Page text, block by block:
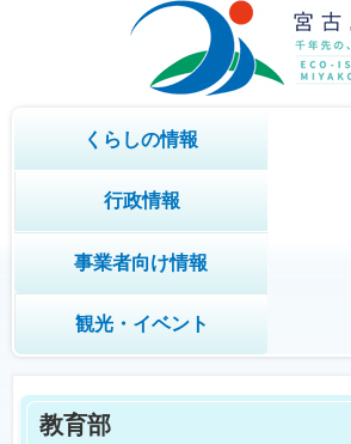
くらしの情報
行政情報
事業者向け情報
観光・イベント
教育部